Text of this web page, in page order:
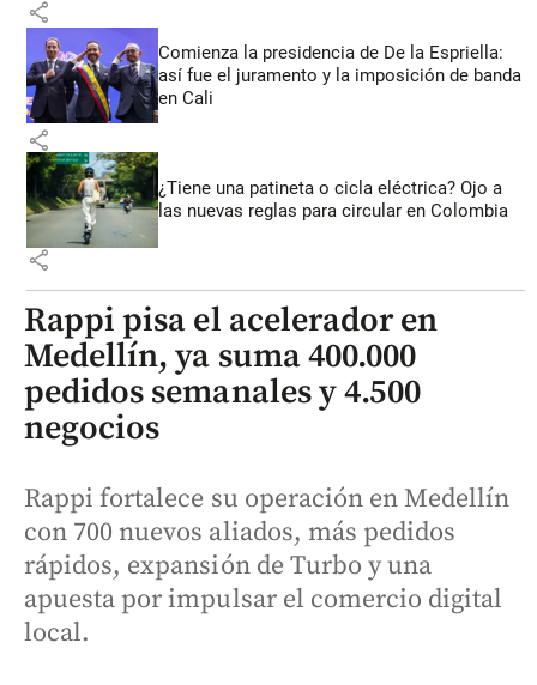
share
Comienza la presidencia de De la Espriella:
así fue el juramento y la imposición de banda
en Cali
share
¿Tiene una patineta o cicla eléctrica? Ojo a
las nuevas reglas para circular en Colombia
share
Rappi pisa el acelerador en
Medellín, ya suma 400.000
pedidos semanales y 4.500
negocios
Rappi fortalece su operación en Medellín
con 700 nuevos aliados, más pedidos
rápidos, expansión de Turbo y una
apuesta por impulsar el comercio digital
local.